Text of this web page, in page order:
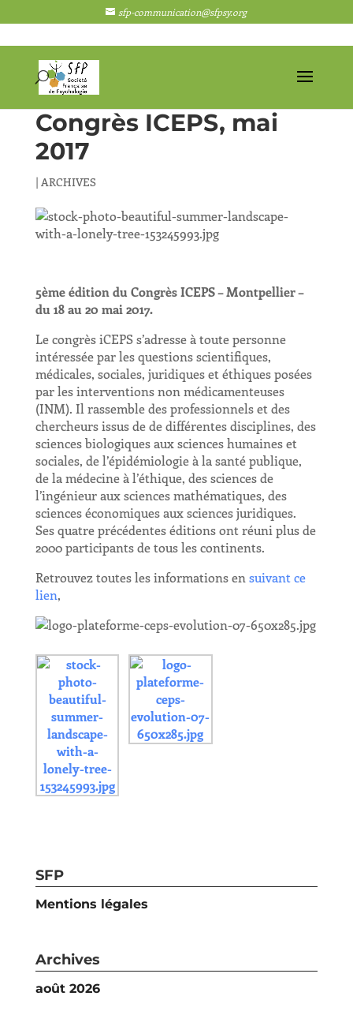
sfp-communication@sfpsy.org
Congrès ICEPS, mai
2017
| ARCHIVES
5ème édition du Congrès ICEPS – Montpellier –
du 18 au 20 mai 2017.
Le congrès iCEPS s’adresse à toute personne
intéressée par les questions scientifiques,
médicales, sociales, juridiques et éthiques posées
par les interventions non médicamenteuses
(INM). Il rassemble des professionnels et des
chercheurs issus de de différentes disciplines, des
sciences biologiques aux sciences humaines et
sociales, de l’épidémiologie à la santé publique,
de la médecine à l’éthique, des sciences de
l’ingénieur aux sciences mathématiques, des
sciences économiques aux sciences juridiques.
Ses quatre précédentes éditions ont réuni plus de
2000 participants de tous les continents.
Retrouvez toutes les informations en suivant ce
lien,
SFP
Mentions légales
Archives
août 2026